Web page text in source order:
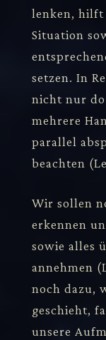
lenken, hilft
Situation
setzen. In
nicht nur
mehrere
parallel
beachten
Wir sollen
erkennen
sowie alles
annehmen
noch dazu,
geschieht,
unsere